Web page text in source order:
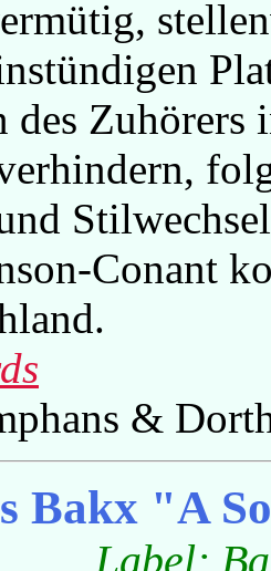
Zuhörers
Conant
&
Bakx "A
Label: